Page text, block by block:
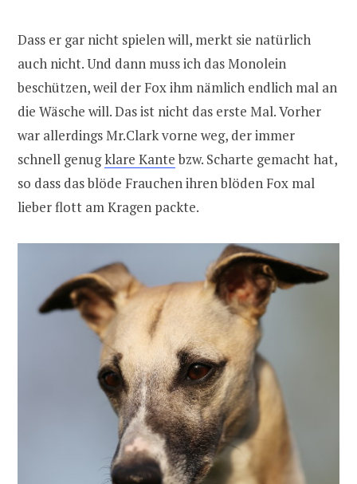
Dass er gar nicht spielen will, merkt sie natürlich
auch nicht. Und dann muss ich das Monolein
beschützen, weil der Fox ihm nämlich endlich mal an
die Wäsche will. Das ist nicht das erste Mal. Vorher
war allerdings Mr.Clark vorne weg, der immer
schnell genugklare Kantebzw. Scharte gemacht hat,
so dass das blöde Frauchen ihren blöden Fox mal
lieber flott am Kragen packte.